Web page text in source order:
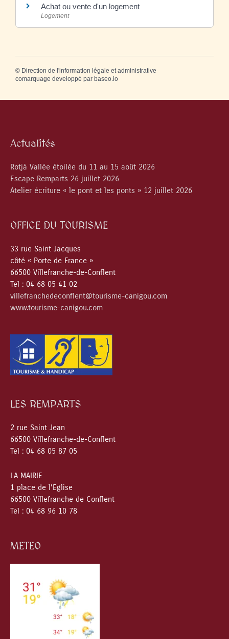
Achat ou vente d'un logement
Logement
© Direction de l'information légale et administrative
comarquage developpé par baseo.io
Actualités
Rotjà Vallée étoilée du 11 au 15 août 2026
Escape Remparts 26 juillet 2026
Atelier écriture « le pont et les ponts » 12 juillet 2026
OFFICE DU TOURISME
33 rue Saint Jacques
côté « Porte de France »
66500 Villefranche-de-Conflent
Tel : 04 68 05 41 02
villefranchedeconflent@tourisme-canigou.com
www.tourisme-canigou.com
LES REMPARTS
2 rue Saint Jean
66500 Villefranche-de-Conflent
Tel : 04 68 05 87 05
LA MAIRIE
1 place de l’Eglise
66500 Villefranche de Conflent
Tel : 04 68 96 10 78
METEO